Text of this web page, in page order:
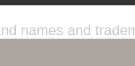
names and